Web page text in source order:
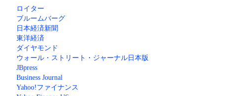
ロイター
ブルームバーグ
日本経済新聞
東洋経済
ダイヤモンド
ウォール・ストリート・ジャーナル日本版
JBpress
Business Journal
Yahoo!ファイナンス